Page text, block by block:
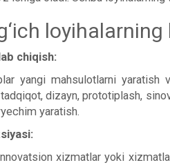
chiqish:
yangi mahsulotlarni
dizayn, prototiplash,
yaratish.
xizmatlar yoki